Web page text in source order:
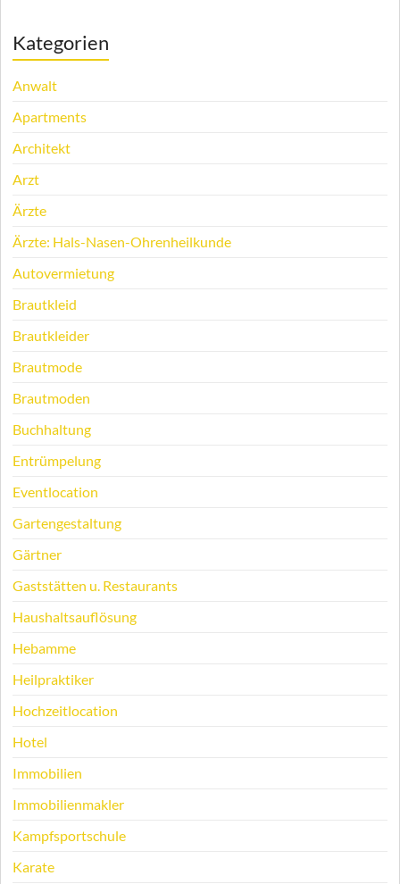
Kategorien
Anwalt
Apartments
Architekt
Arzt
Ärzte
Ärzte: Hals-Nasen-Ohrenheilkunde
Autovermietung
Brautkleid
Brautkleider
Brautmode
Brautmoden
Buchhaltung
Entrümpelung
Eventlocation
Gartengestaltung
Gärtner
Gaststätten u. Restaurants
Haushaltsauflösung
Hebamme
Heilpraktiker
Hochzeitlocation
Hotel
Immobilien
Immobilienmakler
Kampfsportschule
Karate